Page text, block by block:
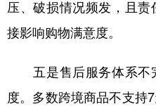
压、破损情况频发，且
接影响购物满意度。
五是售后服务体系不
度。多数跨境商品不支持